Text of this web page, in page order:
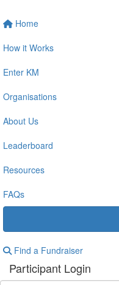
Home
How it Works
Enter KM
Organisations
About Us
Leaderboard
Resources
FAQs
Find a Fundraiser
Participant Login